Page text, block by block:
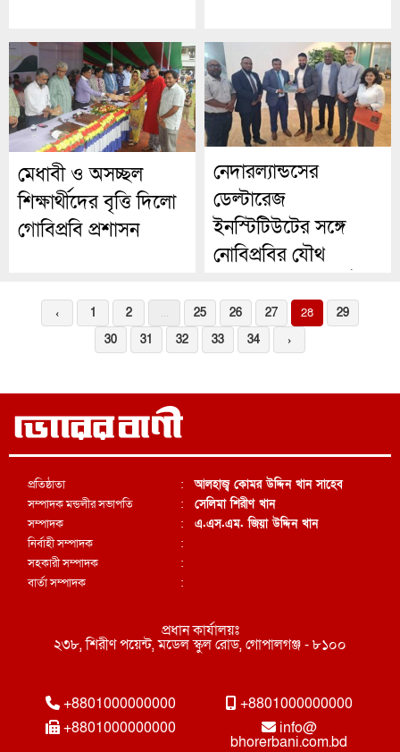
মেধাবী ও অসচ্ছল
শিক্ষার্থীদের বৃত্তি দিলো
গোবিপ্রবি প্রশাসন
নেদারল্যান্ডসের
ডেল্টারেজ
ইনস্টিটিউটের সঙ্গে
নোবিপ্রবির যৌথ
‹ 1 2 ... 25 26 27 28
29
30
31 32 33 34 ›
প্রতিষ্ঠাতা
সম্পাদক মন্ডলীর সভাপতি
সম্পাদক
নির্বাহী সম্পাদক
সহকারী সম্পাদক
বার্তা সম্পাদক
:
:
:
:
:
:
আলহাজ্ব কোমর উদ্দিন খান সাহেব
সেলিমা শিরীণ খান
এ.এস.এম. জিয়া উদ্দিন খান
প্রধান কার্যালয়ঃ
২৩৮, শিরীণ পয়েন্ট, মডেল স্কুল রোড, গোপালগঞ্জ - ৮১০০
+8801000000000
+8801000000000
+8801000000000
info@
bhorerbani.com.bd